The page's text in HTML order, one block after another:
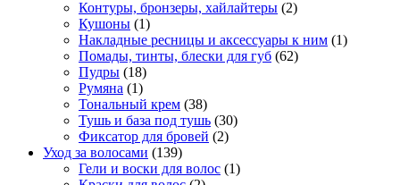
Контуры, бронзеры, хайлайтеры (2)
Кушоны (1)
Накладные ресницы и аксессуары к ним (1)
Помады, тинты, блески для губ (62)
Пудры (18)
Румяна (1)
Тональный крем (38)
Тушь и база под тушь (30)
Фиксатор для бровей (2)
Уход за волосами (139)
Гели и воски для волос (1)